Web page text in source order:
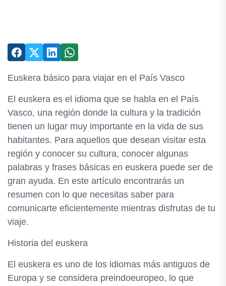
Euskera básico para viajar en el País Vasco
El euskera es el idioma que se habla en el País
Vasco, una región donde la cultura y la tradición
tienen un lugar muy importante en la vida de sus
habitantes. Para aquellos que desean visitar esta
región y conocer su cultura, conocer algunas
palabras y frases básicas en euskera puede ser de
gran ayuda. En este artículo encontrarás un
resumen con lo que necesitas saber para
comunicarte eficientemente mientras disfrutas de tu
viaje.
Historia del euskera
El euskera es uno de los idiomas más antiguos de
Europa y se considera preindoeuropeo, lo que